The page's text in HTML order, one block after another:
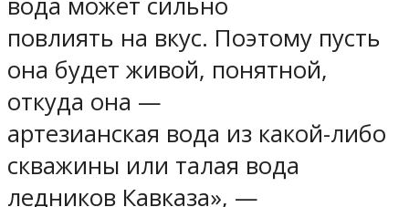
повлиять на вкус. Поэтому пусть
она будет живой, понятной,
откуда она —
артезианская вода из какой-либо
скважины или талая вода
ледников Кавказа», —